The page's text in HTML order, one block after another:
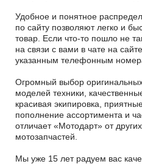
Удобное и понятное
по сайту позволяют легко и
товар. Если что-то пошло не
на связи с вами в чате на
указанным телефонным
Огромный выбор
моделей техники,
красивая экипировка,
пополнение ассортимента и
отличает «Мотодарт» от
мотозапчастей.
Мы уже 15 лет радуем вас